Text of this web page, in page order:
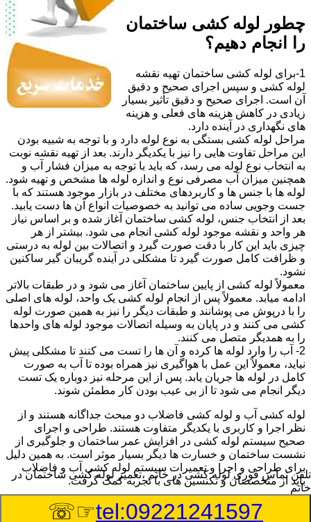
چطور لوله کشی ساختمان
را انجام دهیم؟
1-برای لوله کشی ساختمان تهیه نقشه
لوله کشی و سپس اجرای صحیح و دقیق
آن است. اجرای صحیح و دقیق تأثیر بسیار
زیادی در کاهش هزینه های فعلی و هزینه
های نگهداری در آینده دارد.
مراحل لوله کشی بستگی به نوع لوله دارد و با توجه به شبیه بودن
این مراحل تفاوت هایی را نیز با یکدیگر دارند. بعد از تهیه نقشه نوبت
به انتخاب نوع لوله می رسد، که باید با توجه به میزان فشار آب و
همچنین میزان آب مصرفی نوع و اندازه لوله ها مشخص و تهیه شود.
لوله ها با جنس ها و کاربردهای مختلف در بازار موجود هستند که با
جست وجویی ساده می توانید به خصوصیات انواع آن ها دست یابید.
بعد از انتخاب جنس، لوله کشی ساختمان آغاز شده و بر اساس نیاز
هر واحد و نقشه موجود لوله کشی انجام می شود. بیشتر از هر
چیزی باید این کار با دقت صورت گیرد و اتصالات بین لوله به درستی
و ظرافت کامل صورت گیرد تا مشکلی در آینده گریبان گیر ساکنین
نشود.
معمولاً لوله کشی از پایین ساختمان آغاز می شود و در طبقات بالاتر
ادامه میابد. معمولاً پس از انجام لوله کشی یک واحد، لوله های اصلی
را با درپوش می پوشانند و طبقات دیگر را نیز به همین صورت لوله
کشی می کنند و در پایان به وسیله اتصالات موجود لوله های واحدها
را به همدیگر متصل می کنند.
2- آب را وارد لوله ها کرده و آن ها را تست می کنند تا مشکلی پیش
نیاید، معمولاً این عمل با هواگیری نیز همراه بوده تا آب به صورت
کامل در لوله ها جریان یابد. پس از این مرحله نیز دوباره یک تست
دیگر انجام می شود تا از بی عیب بودن کار مطمئن شوند.
لوله کشی آب و لوله کشی فاضلاب دو مبحث جداگانه هستند و از
نظر اجرا و کاربری با یکدیگر متفاوت هستند. طراحی و اجرای
صحیح سیستم لوله کشی در افزایش عمر ساختمان و جلوگیری از
نشست ساختمان و خسارت ها دیگر بسیار موثر است. به همین دلیل
برای طراحی و اجرا و تعمیرات سیستم لوله کشی آب و فاضلاب
باید از متخصصان و تکنسین های با تجربه کمک گرفت.
:Published Date
تلفن تماس فوریلوله کشی در خاتم ،تعمیر لوله کشی ساختمان در
خاتم
tel:09221241597
☞☏